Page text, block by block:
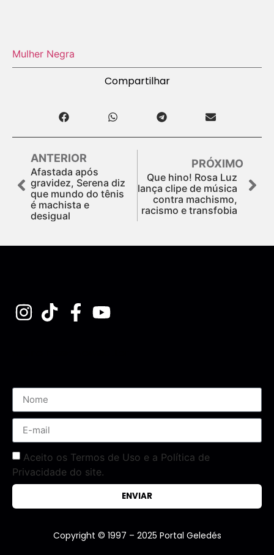
Mulher Negra
Compartilhar
ANTERIOR
Afastada após
gravidez, Serena diz
que mundo do tênis
é machista e
desigual
PRÓXIMO
Que hino! Rosa Luz
lança clipe de música
contra machismo,
racismo e transfobia
Aceito os Termos de Uso e a Política de
Privacidade do site.
ENVIAR
Copyright © 1997 – 2025 Portal Geledés